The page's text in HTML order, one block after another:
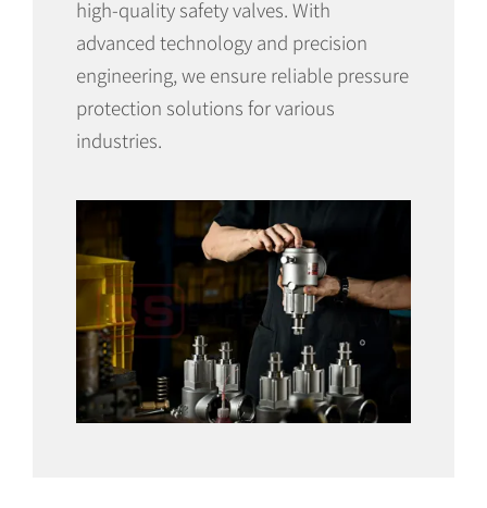
high-quality safety valves. With
advanced technology and precision
engineering, we ensure reliable pressure
protection solutions for various
industries.